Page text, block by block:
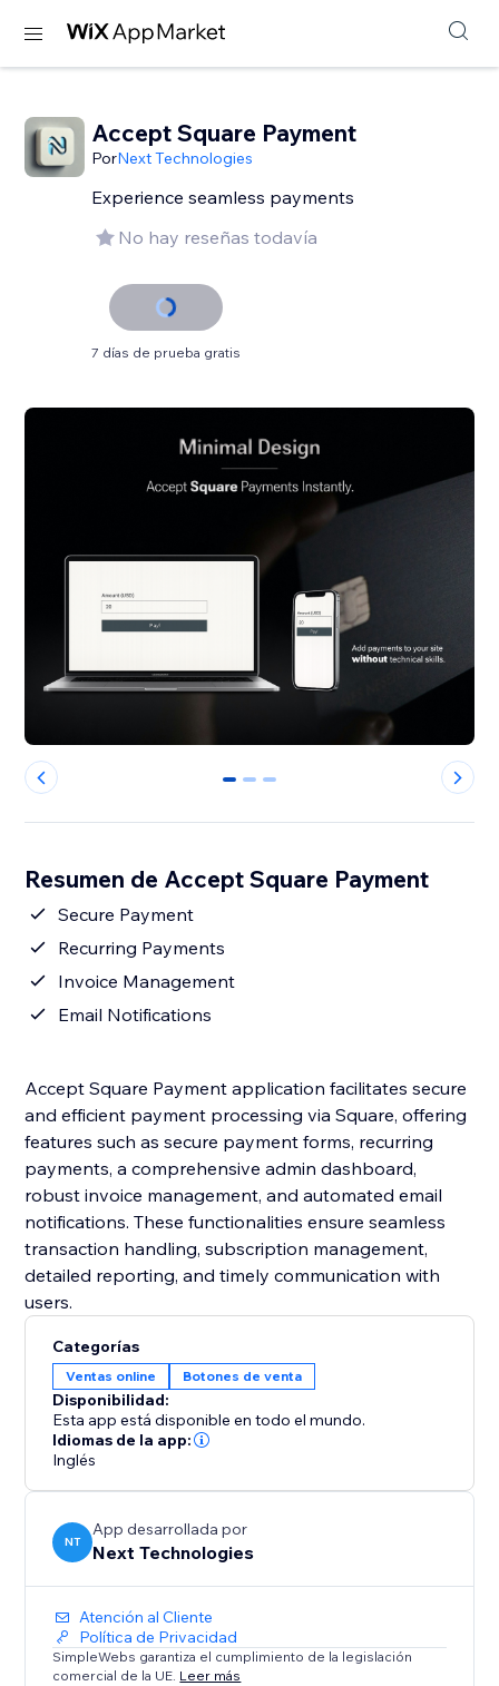
Accept Square Payment
PorNext Technologies
Experience seamless payments
No hay reseñas todavía
7 días de prueba gratis
0 1 2
Resumen de Accept Square Payment
Secure Payment
Recurring Payments
Invoice Management
Email Notifications
Accept Square Payment application facilitates secure
and efficient payment processing via Square, offering
features such as secure payment forms, recurring
payments, a comprehensive admin dashboard,
robust invoice management, and automated email
notifications. These functionalities ensure seamless
transaction handling, subscription management,
detailed reporting, and timely communication with
users.
Categorías
Ventas online Botones de venta
Disponibilidad:
Esta app está disponible en todo el mundo.
Idiomas de la app:
Inglés
NT
App desarrollada por
Next Technologies
Atención al Cliente
Política de Privacidad
SimpleWebs garantiza el cumplimiento de la legislación
comercial de la UE. Leer más